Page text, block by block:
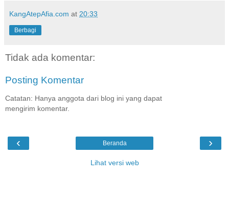
KangAtepAfia.com at 20:33
Berbagi
Tidak ada komentar:
Posting Komentar
Catatan: Hanya anggota dari blog ini yang dapat
mengirim komentar.
‹ ›
Beranda
Lihat versi web